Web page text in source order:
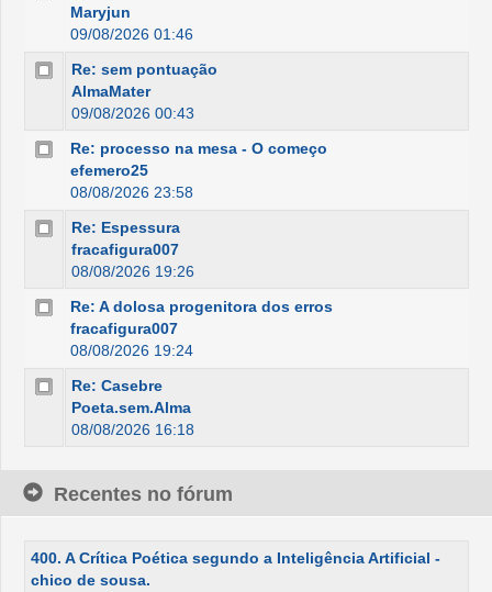
Maryjun
09/08/2026 01:46
Re: sem pontuação
AlmaMater
09/08/2026 00:43
Re: processo na mesa - O começo
efemero25
08/08/2026 23:58
Re: Espessura
fracafigura007
08/08/2026 19:26
Re: A dolosa progenitora dos erros
fracafigura007
08/08/2026 19:24
Re: Casebre
Poeta.sem.Alma
08/08/2026 16:18
Recentes no fórum
400. A Crítica Poética segundo a Inteligência Artificial -
chico de sousa.